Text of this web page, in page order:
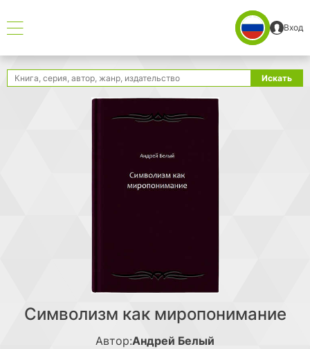
Вход
Поиск Искать
Символизм как миропонимание
Автор:Андрей Белый